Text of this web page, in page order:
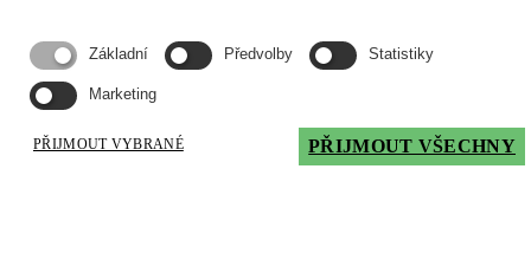
1 2 3
Kontakty
OFFICE
Základní Předvolby Statistiky
Marketing
PŘIJMOUT VYBRANÉ PŘIJMOUT VŠECHNY